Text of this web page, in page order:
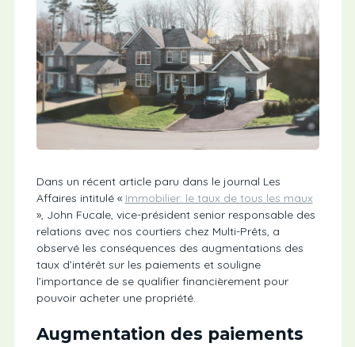
Dans un récent article paru dans le journal Les
Affaires intitulé « Immobilier: le taux de tous les maux
», John Fucale, vice-président senior responsable des
relations avec nos courtiers chez Multi-Prêts, a
observé les conséquences des augmentations des
taux d’intérêt sur les paiements et souligne
l’importance de se qualifier financièrement pour
pouvoir acheter une propriété.
Augmentation des paiements